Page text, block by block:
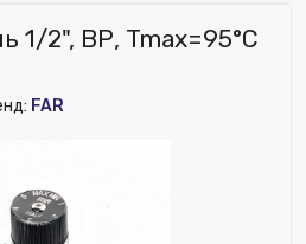
10
на веб-витрине mag1c:
1/2", ВР, Tmax=95°С
FAR